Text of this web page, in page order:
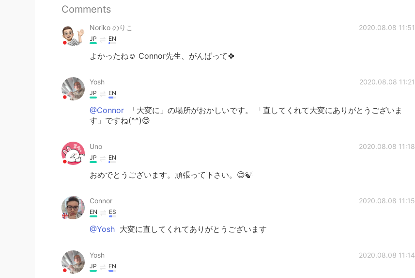
Comments
Noriko のりこ 2020.08.08 11:51
JP EN
よかったね☺️ Connor先生、がんばって🍀
Yosh 2020.08.08 11:21
JP EN
@Connor
「大変に」の場所がおかしいです。 「直してくれて大変にありがとうございま
す」ですね(^^)😊
Uno 2020.08.08 11:18
JP EN
おめでとうございます。頑張って下さい。😊🍃
Connor 2020.08.08 11:15
EN ES
@Yosh 大変に直してくれてありがとうございます
Yosh 2020.08.08 11:14
JP EN